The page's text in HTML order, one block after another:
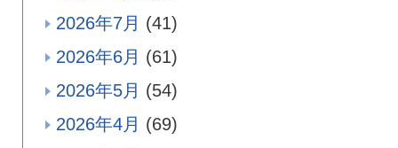
2026年7月 (41)
2026年6月 (61)
2026年5月 (54)
2026年4月 (69)